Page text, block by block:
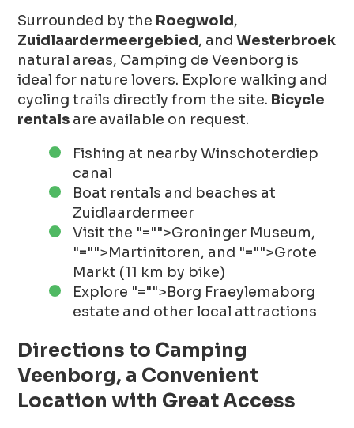
Surrounded by the Roegwold,
Zuidlaardermeergebied, andWesterbroek
natural areas, Camping de Veenborg is
ideal for nature lovers. Explore walking and
cycling trails directly from the site. Bicycle
rentals are available on request.
Fishing at nearby Winschoterdiep
canal
Boat rentals and beaches at
Zuidlaardermeer
Visit the "="">Groninger Museum,
"="">Martinitoren, and "="">Grote
Markt (11 km by bike)
Explore "="">Borg Fraeylemaborg
estate and other local attractions
Directions to Camping
Veenborg, a Convenient
Location with Great Access